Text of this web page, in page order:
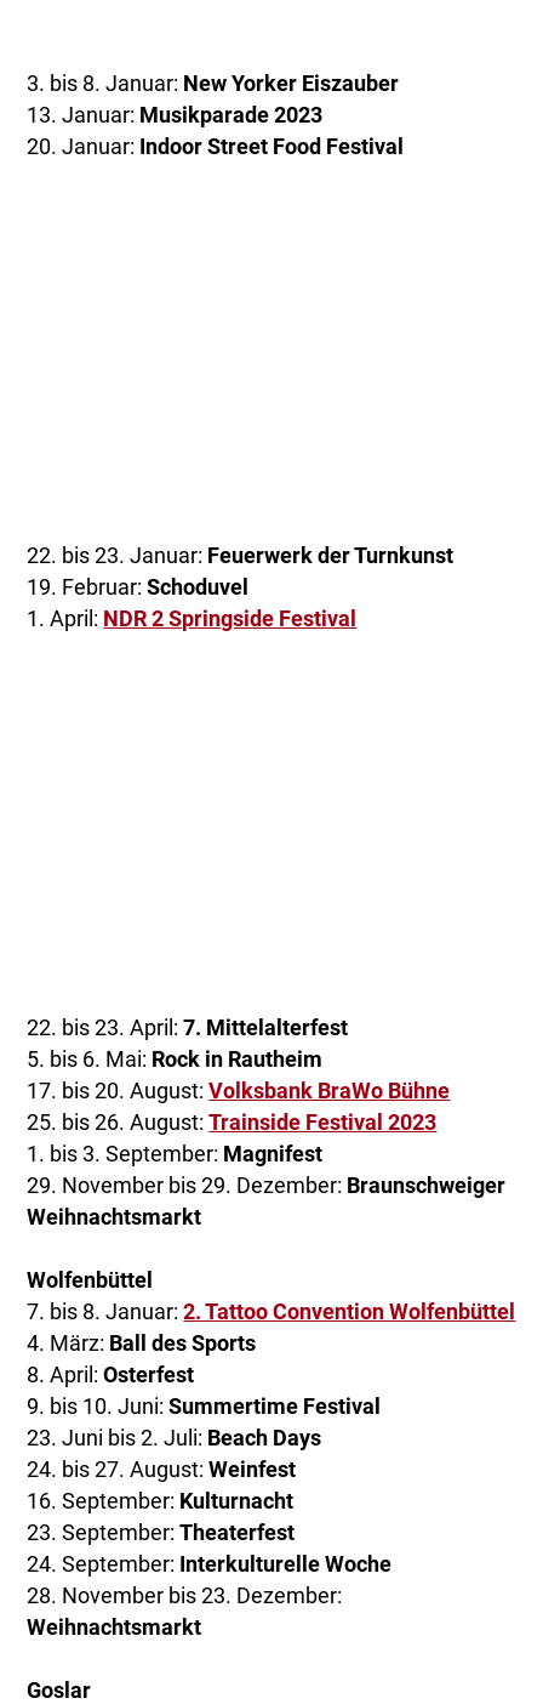
3. bis 8. Januar: New Yorker Eiszauber
13. Januar: Musikparade 2023
20. Januar: Indoor Street Food Festival
22. bis 23. Januar: Feuerwerk der Turnkunst
19. Februar:Schoduvel
1. April: NDR 2 Springside Festival
22. bis 23. April:7. Mittelalterfest
5. bis 6. Mai: Rock in Rautheim
17. bis 20. August:Volksbank BraWo Bühne
25. bis 26. August:Trainside Festival 2023
1. bis 3. September: Magnifest
29. November bis 29. Dezember: Braunschweiger
Weihnachtsmarkt
Wolfenbüttel
7. bis 8. Januar:2. Tattoo Convention Wolfenbüttel
4. März: Ball des Sports
8. April:Osterfest
9. bis 10. Juni:Summertime Festival
23. Juni bis 2. Juli: Beach Days
24. bis 27. August:Weinfest
16. September: Kulturnacht
23. September:Theaterfest
24. September: Interkulturelle Woche
28. November bis 23. Dezember:
Weihnachtsmarkt
Goslar